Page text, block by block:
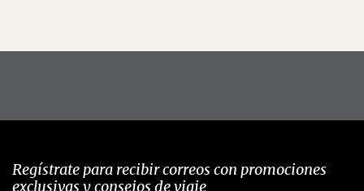
Regístrate para recibir correos con promociones
exclusivas y consejos de viaje